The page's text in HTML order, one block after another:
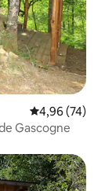
Gemiddelde
4,96 (74)
Gascogne